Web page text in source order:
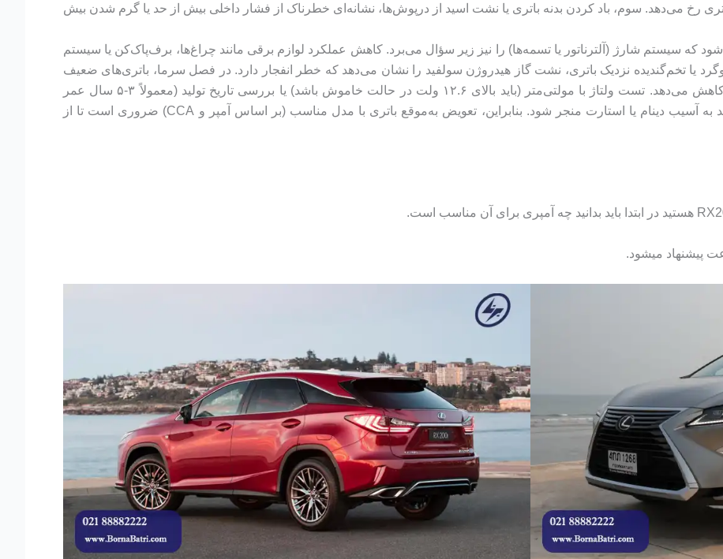
رخ می‌دهد. سوم، باد کردن بدنه باتری یا نشت اسید از درپوش‌ها، نشانه‌ای خطرناک از فشار داخلی بیش از حد یا گرم شدن بیش
که سیستم شارژ (آلترناتور یا تسمه‌ها) را نیز زیر سؤال می‌برد. کاهش عملکرد لوازم برقی مانند چراغ‌ها، برف‌پاک‌کن یا سیستم
یا تخم‌گندیده نزدیک باتری، نشت گاز هیدروژن سولفید را نشان می‌دهد که خطر انفجار دارد. در فصل سرما، باتری‌های ضعیف
زودتر از کار می‌افتند زیرا سرما ظرفیت شیمیایی را کاهش می‌دهد. تست ولتاژ با مولتی‌متر (باید بالای ۱۲.۶ ولت در حالت خاموش باشد) یا بررسی تاریخ تولید (معمولاً ۳-۵ سال عمر
مفید) کمک‌کننده است. نادیده گرفتن این علائم می‌تواند به آسیب دینام یا استارت منجر شود. بنابراین، تعویض به‌موقع باتری با مدل مناسب (بر اساس آمپر و CCA) ضروری است تا از